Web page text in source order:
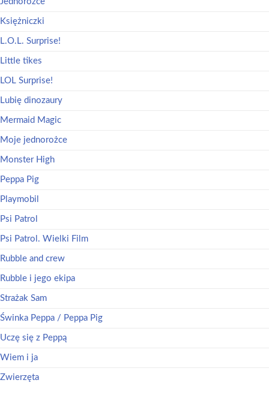
Księżniczki
L.O.L. Surprise!
Little tikes
LOL Surprise!
Lubię dinozaury
Mermaid Magic
Moje jednorożce
Monster High
Peppa Pig
Playmobil
Psi Patrol
Psi Patrol. Wielki Film
Rubble and crew
Rubble i jego ekipa
Strażak Sam
Świnka Peppa / Peppa Pig
Uczę się z Peppą
Wiem i ja
Zwierzęta